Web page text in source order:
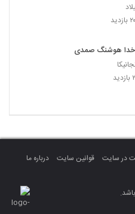
هوشنگ صمدی
در سایت قوانین سایت
درباره ما